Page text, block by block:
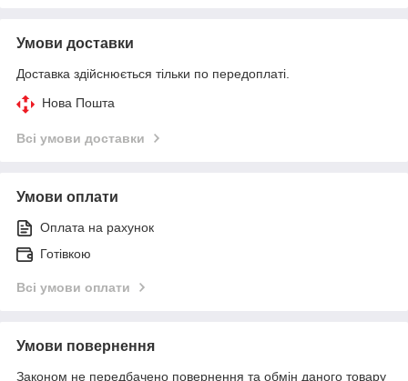
Умови доставки
Доставка здійснюється тільки по передоплаті.
Нова Пошта
Всі умови доставки
Умови оплати
Оплата на рахунок
Готівкою
Всі умови оплати
Умови повернення
Законом не передбачено повернення та обмін даного товару